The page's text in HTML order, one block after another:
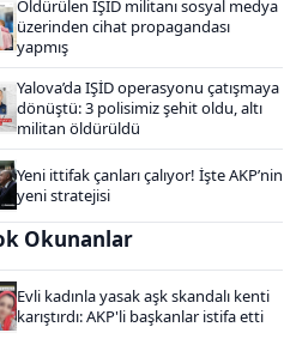
Öldürülen IŞİD militanı sosyal medya
üzerinden cihat propagandası
yapmış
Yalova’da IŞİD operasyonu çatışmaya
dönüştü: 3 polisimiz şehit oldu, altı
militan öldürüldü
Yeni ittifak çanları çalıyor! İşte AKP’nin
yeni stratejisi
Okunanlar
Evli kadınla yasak aşk skandalı kenti
karıştırdı: AKP'li başkanlar istifa etti